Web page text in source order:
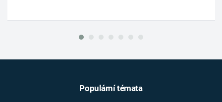
Populární témata